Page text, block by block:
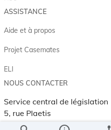
ASSISTANCE
Aide et à propos
Projet Casemates
ELI
NOUS CONTACTER
Service central de législation
5, rue Plaetis
L-2338 LUXEMBOURG